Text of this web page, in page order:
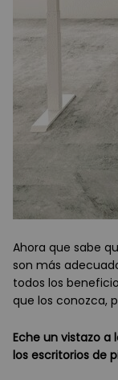
Ahora que sabe
son más
todos los
que los conozca,
Eche un vistazo a
los escritorios de